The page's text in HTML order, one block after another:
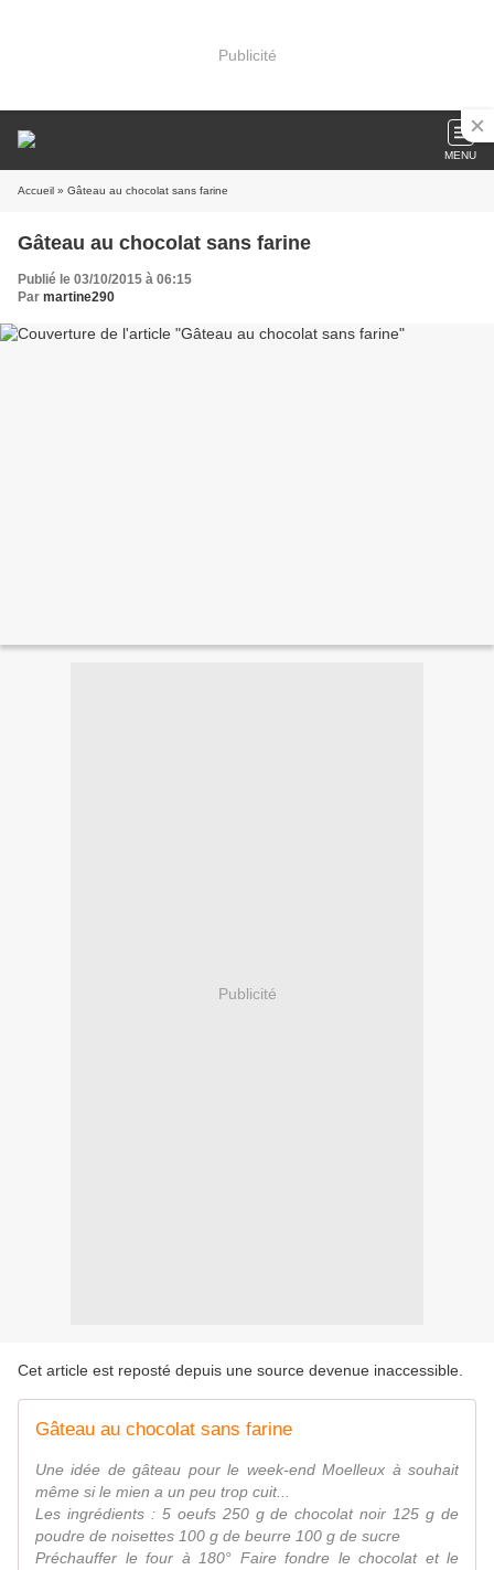
Publicité
MENU
Accueil » Gâteau au chocolat sans farine
Gâteau au chocolat sans farine
Publié le 03/10/2015 à 06:15
Par martine290
Publicité
Cet article est reposté depuis une source devenue inaccessible.
Gâteau au chocolat sans farine
Une idée de gâteau pour le week-end Moelleux à souhait
même si le mien a un peu trop cuit...
Les ingrédients : 5 oeufs 250 g de chocolat noir 125 g de
poudre de noisettes 100 g de beurre 100 g de sucre
Préchauffer le four à 180° Faire fondre le chocolat et le